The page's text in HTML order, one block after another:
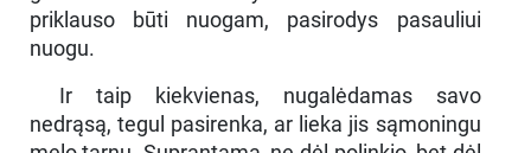
priklauso būti nuogam, pasirodys pasauliui
nuogu.
Ir taip kiekvienas, nugalėdamas savo
nedrąsą, tegul pasirenka, ar lieka jis sąmoningu